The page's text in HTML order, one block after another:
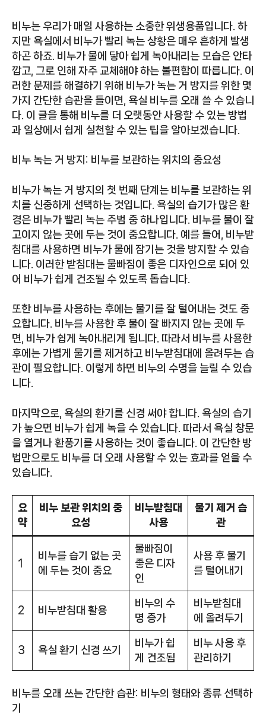
비누는 우리가 매일 사용하는 소중한 위생용품입니다. 하
지만 욕실에서 비누가 빨리 녹는 상황은 매우 흔하게 발생
하곤 하죠. 비누가 물에 닿아 쉽게 녹아내리는 모습은 안타
깝고, 그로 인해 자주 교체해야 하는 불편함이 따릅니다. 이
러한 문제를 해결하기 위해 비누가 녹는 거 방지를 위한 몇
가지 간단한 습관을 들이면, 욕실 비누를 오래 쓸 수 있습니
다. 이 글을 통해 비누를 더 오랫동안 사용할 수 있는 방법
과 일상에서 쉽게 실천할 수 있는 팁을 알아보겠습니다.
비누 녹는 거 방지: 비누를 보관하는 위치의 중요성
비누가 녹는 거 방지의 첫 번째 단계는 비누를 보관하는 위
치를 신중하게 선택하는 것입니다. 욕실의 습기가 많은 환
경은 비누가 빨리 녹는 주범 중 하나입니다. 비누를 물이 잘
고이지 않는 곳에 두는 것이 중요합니다. 예를 들어, 비누받
침대를 사용하면 비누가 물에 잠기는 것을 방지할 수 있습
니다. 이러한 받침대는 물빠짐이 좋은 디자인으로 되어 있
어 비누가 쉽게 건조될 수 있도록 돕습니다.
또한 비누를 사용하는 후에는 물기를 잘 털어내는 것도 중
요합니다. 비누를 사용한 후 물이 잘 빠지지 않는 곳에 두
면, 비누가 쉽게 녹아내리게 됩니다. 따라서 비누를 사용한
후에는 가볍게 물기를 제거하고 비누받침대에 올려두는 습
관이 필요합니다. 이렇게 하면 비누의 수명을 늘릴 수 있습
니다.
마지막으로, 욕실의 환기를 신경 써야 합니다. 욕실의 습기
가 높으면 비누가 쉽게 녹을 수 있습니다. 따라서 욕실 창문
을 열거나 환풍기를 사용하는 것이 좋습니다. 이 간단한 방
법만으로도 비누를 더 오래 사용할 수 있는 효과를 얻을 수
있습니다.
요
약
비누 보관 위치의 중
요성
비누받침대
사용
물기 제거 습
관
1
비누를 습기 없는 곳
에 두는 것이 중요
물빠짐이
좋은 디자
인
사용 후 물기
를 털어내기
2 비누받침대 활용
비누의 수
명 증가
비누받침대
에 올려두기
3 욕실 환기 신경 쓰기
비누가 쉽
게 건조됨
비누 사용 후
관리하기
비누를 오래 쓰는 간단한 습관: 비누의 형태와 종류 선택하
기